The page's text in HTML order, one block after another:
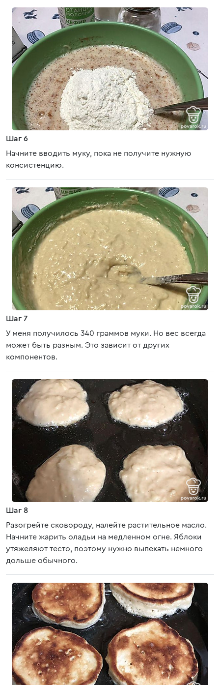
Шаг 6
Начните вводить муку, пока не получите нужную
консистенцию.
Шаг 7
У меня получилось 340 граммов муки. Но вес всегда
может быть разным. Это зависит от других
компонентов.
Шаг 8
Разогрейте сковороду, налейте растительное масло.
Начните жарить оладьи на медленном огне. Яблоки
утяжеляют тесто, поэтому нужно выпекать немного
дольше обычного.